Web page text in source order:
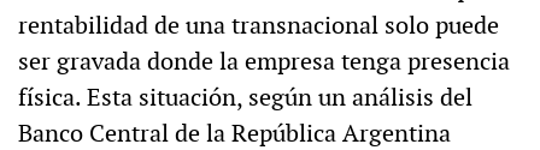
rentabilidad de una transnacional solo puede
ser gravada donde la empresa tenga presencia
física. Esta situación, según un análisis del
Banco Central de la República Argentina